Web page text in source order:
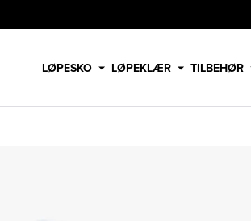
LØPESKO LØPEKLÆR TILBEHØR